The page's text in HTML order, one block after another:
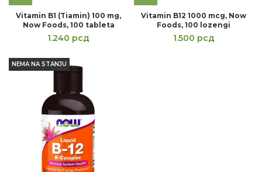
Vitamin B1 (Tiamin) 100 mg,
Now Foods, 100 tableta
1.240 рсд
Vitamin B12 1000 mcg, Now
Foods, 100 lozengi
1.500 рсд
NEMA NA STANJU